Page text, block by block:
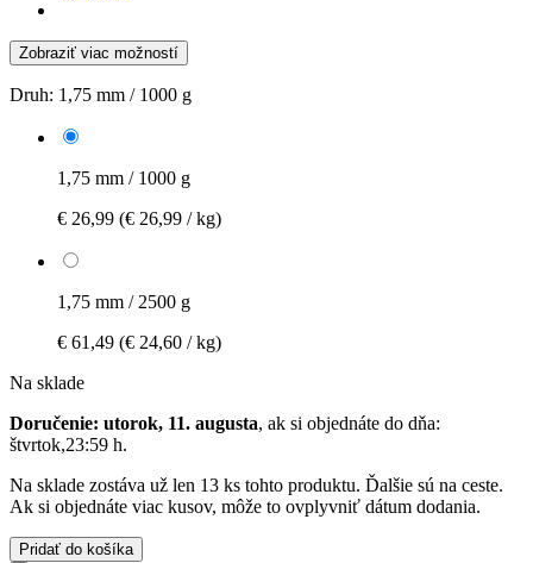
Zobraziť viac možností
Druh: 1,75 mm / 1000 g
1,75 mm / 1000 g
€ 26,99 (€ 26,99 / kg)
1,75 mm / 2500 g
€ 61,49 (€ 24,60 / kg)
Na sklade
Doručenie: utorok, 11. augusta, ak si objednáte do dňa:
štvrtok,23:59 h.
Na sklade zostáva už len 13 ks tohto produktu. Ďalšie sú na ceste.
Ak si objednáte viac kusov, môže to ovplyvniť dátum dodania.
Pridať do košíka